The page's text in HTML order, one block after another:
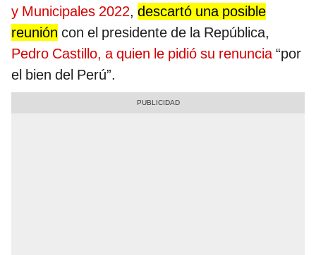
y Municipales 2022, descartó una posible
reunión con el presidente de la República,
Pedro Castillo, a quien le pidió su renuncia“por
el bien del Perú”.